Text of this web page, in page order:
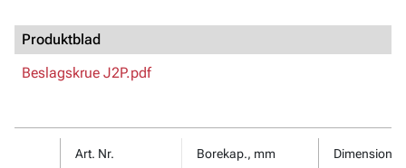
Produktblad
Beslagskrue J2P.pdf
Art. Nr. Borekap., mm Dimension